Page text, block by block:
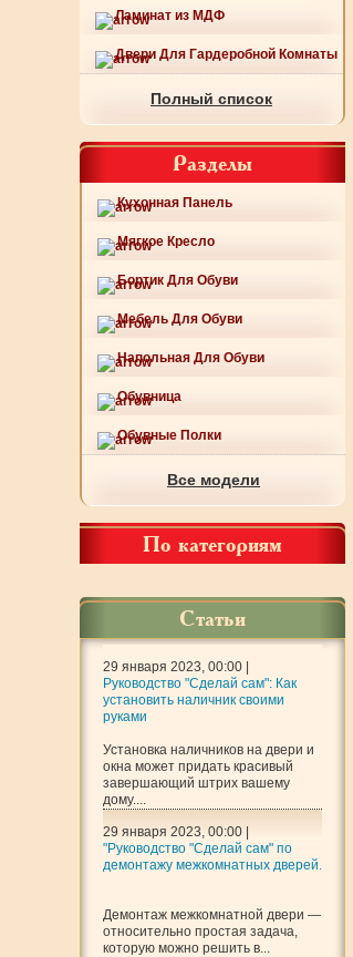
Ламинат из МДФ
Двери Для Гардеробной Комнаты
Полный список
Разделы
Кухонная Панель
Мягкое Кресло
Бортик Для Обуви
Мебель Для Обуви
Напольная Для Обуви
Обувница
Обувные Полки
Все модели
По категориям
Статьи
29 января 2023, 00:00 |
Руководство "Сделай сам": Как
установить наличник своими
руками
Установка наличников на двери и
окна может придать красивый
завершающий штрих вашему
дому....
29 января 2023, 00:00 |
"Руководство "Сделай сам" по
демонтажу межкомнатных дверей.
Демонтаж межкомнатной двери —
относительно простая задача,
которую можно решить в...